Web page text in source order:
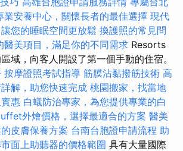
業安養中心，關懷長者的最佳選擇 現代
您的睡眠空間更放鬆 換護照的常見問
醫美項目，滿足你的不同需求 Resorts
域，向客人開設了第一個手動的住宿。
按摩證照考試指導 筋膜沾黏撥筋技術 高
解，助您快速完成 桃園搬家，找當地
惠 白蟻防治專家，為您提供專業的白
外燴價格，選擇最適合的方案 醫美
皮膚保養方案 台南台胞證申請流程 助
面上助聽器的價格範圍 具有大量國際